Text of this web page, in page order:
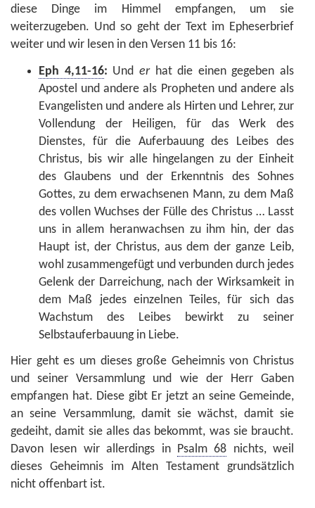
diese Dinge im Himmel empfangen, um sie
weiterzugeben. Und so geht der Text im Epheserbrief
weiter und wir lesen in den Versen 11 bis 16:
Eph 4,11-16: Und erhat die einen gegeben als
Apostel und andere als Propheten und andere als
Evangelisten und andere als Hirten und Lehrer, zur
Vollendung der Heiligen, für das Werk des
Dienstes, für die Auferbauung des Leibes des
Christus, bis wir alle hingelangen zu der Einheit
des Glaubens und der Erkenntnis des Sohnes
Gottes, zu dem erwachsenen Mann, zu dem Maß
des vollen Wuchses der Fülle des Christus … Lasst
uns in allem heranwachsen zu ihm hin, der das
Haupt ist, der Christus, aus dem der ganze Leib,
wohl zusammengefügt und verbunden durch jedes
Gelenk der Darreichung, nach der Wirksamkeit in
dem Maß jedes einzelnen Teiles, für sich das
Wachstum des Leibes bewirkt zu seiner
Selbstauferbauung in Liebe.
Hier geht es um dieses große Geheimnis von Christus
und seiner Versammlung und wie der Herr Gaben
empfangen hat. Diese gibt Er jetzt an seine Gemeinde,
an seine Versammlung, damit sie wächst, damit sie
gedeiht, damit sie alles das bekommt, was sie braucht.
Davon lesen wir allerdings in Psalm 68 nichts, weil
dieses Geheimnis im Alten Testament grundsätzlich
nicht offenbart ist.